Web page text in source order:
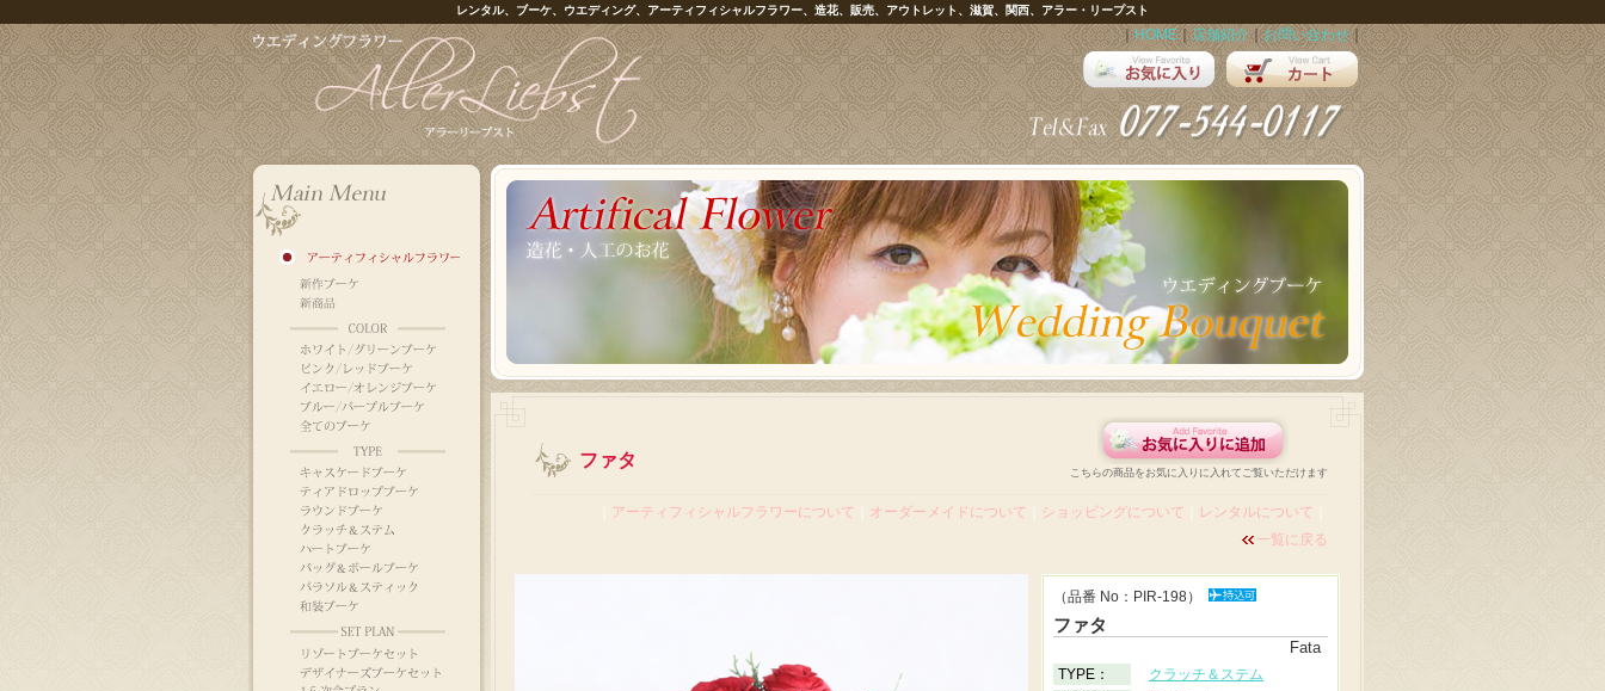
レンタル、ブーケ、ウエディング、アーティフィシャルフラワー、造花、販売、アウトレット、滋賀、関西、アラー・リープスト
｜ HOME｜ 店舗紹介 ｜お問い合わせ｜
こちらの商品をお気に入りに入れてご覧いただけます
ファタ
アーティフィシャルフラワーについて オーダーメイドについて ショッピングについて レンタルについて
一覧に戻る
（品番 No：PIR-198）
ファタ
Fata
TYPE：
クラッチ＆ステム